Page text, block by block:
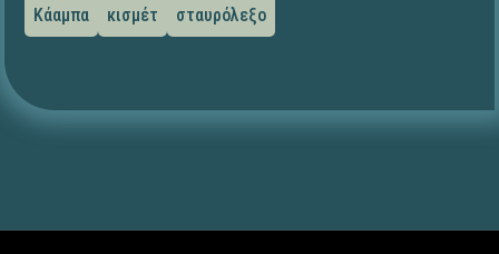
Κάαμπα
κισμέτ σταυρόλεξο